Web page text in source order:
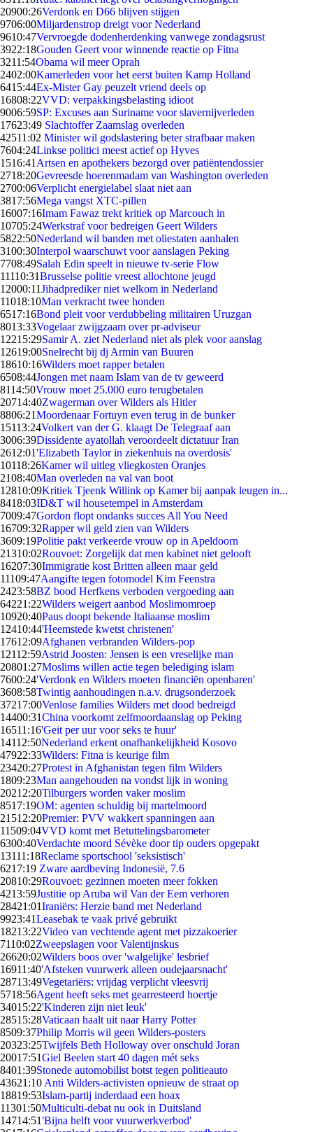
20900:26Verdonk en D66 blijven stijgen
9706:00Miljardenstrop dreigt voor Nederland
9610:47Vervroegde dodenherdenking vanwege zondagsrust
3922:18Gouden Geert voor winnende reactie op Fitna
3211:54Obama wil meer Oprah
2402:00Kamerleden voor het eerst buiten Kamp Holland
6415:44Ex-Mister Gay peuzelt vriend deels op
16808:22VVD: verpakkingsbelasting idioot
9006:59SP: Excuses aan Suriname voor slavernijverleden
17623:49 Slachtoffer Zaamslag overleden
42511:02 Minister wil godslastering beter strafbaar maken
7604:24Linkse politici meest actief op Hyves
1516:41 Artsen en apothekers bezorgd over patiëntendossier
2718:20Gevreesde hoerenmadam van Washington overleden
2700:06Verplicht energielabel slaat niet aan
3817:56Mega vangst XTC-pillen
16007:16Imam Fawaz trekt kritiek op Marcouch in
10705:24Werkstraf voor bedreigen Geert Wilders
5822:50Nederland wil banden met oliestaten aanhalen
3100:30Interpol waarschuwt voor aanslagen Peking
7708:49Salah Edin speelt in nieuwe tv-serie Flow
11110:31Brusselse politie vreest allochtone jeugd
12000:11Jihadprediker niet welkom in Nederland
11018:10Man verkracht twee honden
6517:16Bond pleit voor verdubbeling militairen Uruzgan
8013:33Vogelaar zwijgzaam over pr-adviseur
12215:29Samir A. ziet Nederland niet als plek voor aanslag
12619:00Snelrecht bij dj Armin van Buuren
18610:16Wilders moet rapper betalen
6508:44Jongen met naam Islam van de tv geweerd
8114:50Vrouw moet 25.000 euro terugbetalen
20714:40Zwagerman over Wilders als Hitler
8806:21Moordenaar Fortuyn even terug in de bunker
15113:24Volkert van der G. klaagt De Telegraaf aan
3006:39Dissidente ayatollah veroordeelt dictatuur Iran
2612:01'Elizabeth Taylor in ziekenhuis na overdosis'
10118:26Kamer wil uitleg vliegkosten Oranjes
2108:40Man overleden na val van boot
12810:09Kritiek Tjeenk Willink op Kamer bij aanpak leugen in...
8418:03ID&T wil housetempel in Amsterdam
7009:47Gordon flopt ondanks succes All You Need
16709:32Rapper wil geld zien van Wilders
3609:19Politie pakt verkeerde vrouw op in Apeldoorn
21310:02Rouvoet: Zorgelijk dat men kabinet niet gelooft
16207:30Immigratie kost Britten alleen maar geld
11109:47Aangifte tegen fotomodel Kim Feenstra
2423:58BZ bood Herfkens verboden vergoeding aan
64221:22Wilders weigert aanbod Moslimomroep
10920:40Paus doopt bekende Italiaanse moslim
12410:44'Heemstede kwetst christenen'
17612:09Afghanen verbranden Wilders-pop
12112:59Astrid Joosten: Jensen is een vreselijke man
20801:27Moslims willen actie tegen belediging islam
7600:24'Verdonk en Wilders moeten financiën openbaren'
3608:58Twintig aanhoudingen n.a.v. drugsonderzoek
37217:00Venlose families Wilders met dood bedreigd
14400:31China voorkomt zelfmoordaanslag op Peking
16511:16'Geit per uur voor seks te huur'
14112:50Nederland erkent onafhankelijkheid Kosovo
47922:33Wilders: Fitna is keurige film
23420:27Protest in Afghanistan tegen film Wilders
1809:23Man aangehouden na vondst lijk in woning
20212:20Tilburgers worden vaker moslim
8517:19OM: agenten schuldig bij martelmoord
21512:20Premier: PVV wakkert spanningen aan
11509:04VVD komt met Betuttelingsbarometer
6300:40Verdachte moord Sévèke door tip ouders opgepakt
13111:18Reclame sportschool 'seksistisch'
6217:19 Zware aardbeving Indonesië, 7.6
20810:29Rouvoet: gezinnen moeten meer fokken
4213:59Justitie op Aruba wil Van der Eem verhoren
28421:01Iraniërs: Herzie band met Nederland
9923:41Leasebak te vaak privé gebruikt
18213:22Video van vechtende agent met pizzakoerier
7110:02Zweepslagen voor Valentijnskus
26620:02Wilders boos over 'walgelijke' lesbrief
16911:40'Afsteken vuurwerk alleen oudejaarsnacht'
28713:49Vegetariërs: vrijdag verplicht vleesvrij
5718:56Agent heeft seks met gearresteerd hoertje
34015:22'Kinderen zijn niet leuk'
28515:28Vaticaan haalt uit naar Harry Potter
8509:37Philip Morris wil geen Wilders-posters
20323:25Twijfels Beth Holloway over onschuld Joran
20017:51Giel Beelen start 40 dagen mét seks
8401:39Stonede automobilist botst tegen politieauto
43621:10 Anti Wilders-activisten opnieuw de straat op
18819:53Islam-partij inderdaad een hoax
11301:50Multiculti-debat nu ook in Duitsland
14714:51'Bijna helft voor vuurwerkverbod'